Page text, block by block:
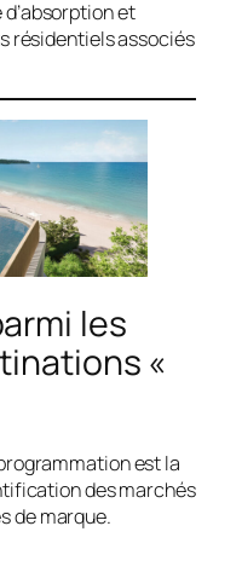
et
résidentiels associés
les
«
est la
des marchés
de marque.